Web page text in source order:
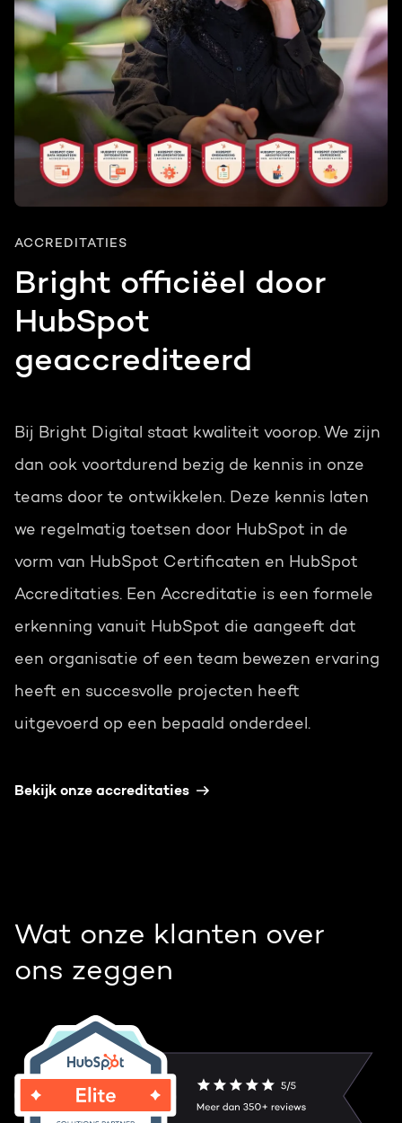
ACCREDITATIES
Bright officiëel door
HubSpot
geaccrediteerd
Bij Bright Digital staat kwaliteit voorop. We zijn
dan ook voortdurend bezig de kennis in onze
teams door te ontwikkelen. Deze kennis laten
we regelmatig toetsen door HubSpot in de
vorm van HubSpot Certificaten en HubSpot
Accreditaties. Een Accreditatie is een formele
erkenning vanuit HubSpot die aangeeft dat
een organisatie of een team bewezen ervaring
heeft en succesvolle projecten heeft
uitgevoerd op een bepaald onderdeel.
Bekijk onze accreditaties
Wat onze klanten over
ons zeggen